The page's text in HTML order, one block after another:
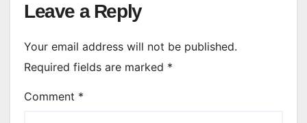
Leave a Reply
Your email address will not be published.
Required fields are marked *
Comment *